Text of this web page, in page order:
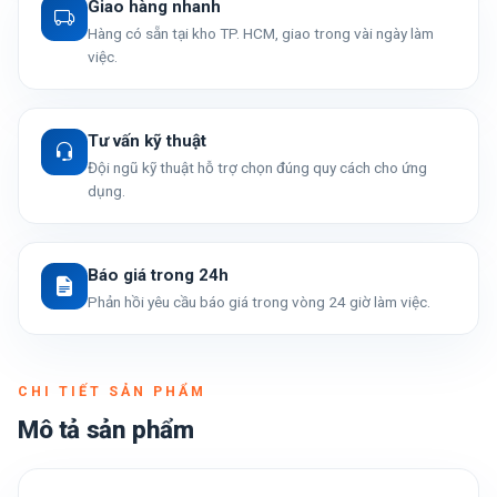
Giao hàng nhanh
Hàng có sẵn tại kho TP. HCM, giao trong vài ngày làm
việc.
Tư vấn kỹ thuật
Đội ngũ kỹ thuật hỗ trợ chọn đúng quy cách cho ứng
dụng.
Báo giá trong 24h
Phản hồi yêu cầu báo giá trong vòng 24 giờ làm việc.
CHI TIẾT SẢN PHẨM
Mô tả sản phẩm